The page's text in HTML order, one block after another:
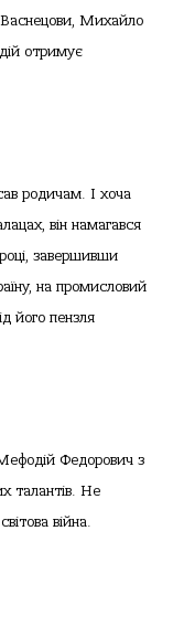
Васнецови, Михайло
отримує
родичам. І хоча
він намагався
завершивши
на промисловий
його пензля
Федорович з
талантів. Не
війна.